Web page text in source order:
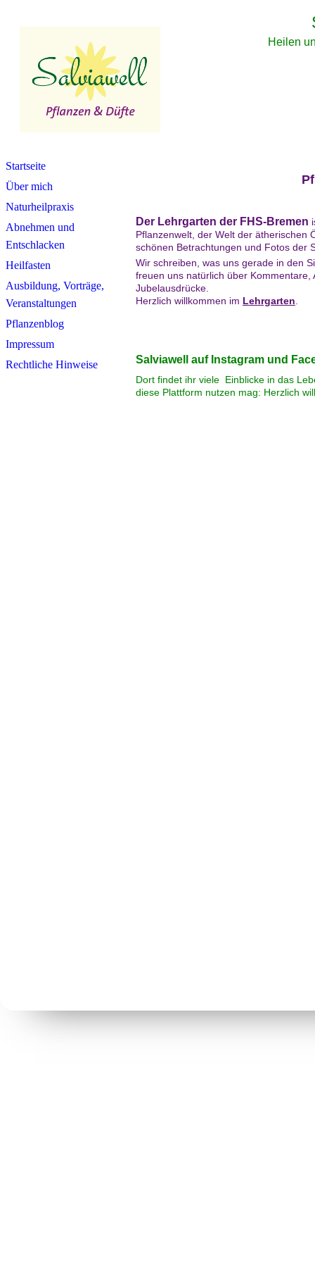
Heilen
Startseite
Über mich
Naturheilpraxis
Abnehmen und
Entschlacken
Heilfasten
Ausbildung, Vorträge,
Veranstaltungen
Pflanzenblog
Impressum
Rechtliche Hinweise
Der Lehrgarten der FHS-Bremen
Pflanzenwelt, der Welt der ätherischen
schönen Betrachtungen und Fotos der
Wir schreiben, was uns gerade in den
freuen uns natürlich über
Jubelausdrücke.
Herzlich willkommen im Lehrgarten
Salviawell auf Instagram und
Dort findet ihr viele Einblicke in das
diese Plattform nutzen mag: Herzlich